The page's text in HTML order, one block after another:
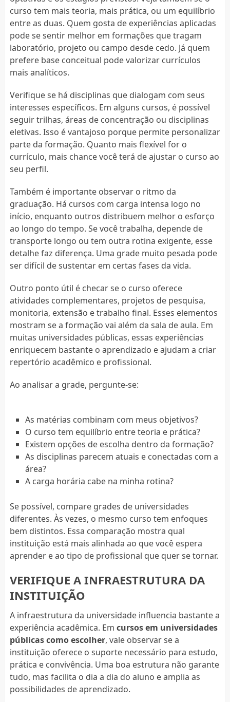
curso tem mais teoria, mais prática, ou um equilíbrio
entre as duas. Quem gosta de experiências aplicadas
pode se sentir melhor em formações que tragam
laboratório, projeto ou campo desde cedo. Já quem
prefere base conceitual pode valorizar currículos
mais analíticos.
Verifique se há disciplinas que dialogam com seus
interesses específicos. Em alguns cursos, é possível
seguir trilhas, áreas de concentração ou disciplinas
eletivas. Isso é vantajoso porque permite personalizar
parte da formação. Quanto mais flexível for o
currículo, mais chance você terá de ajustar o curso ao
seu perfil.
Também é importante observar o ritmo da
graduação. Há cursos com carga intensa logo no
início, enquanto outros distribuem melhor o esforço
ao longo do tempo. Se você trabalha, depende de
transporte longo ou tem outra rotina exigente, esse
detalhe faz diferença. Uma grade muito pesada pode
ser difícil de sustentar em certas fases da vida.
Outro ponto útil é checar se o curso oferece
atividades complementares, projetos de pesquisa,
monitoria, extensão e trabalho final. Esses elementos
mostram se a formação vai além da sala de aula. Em
muitas universidades públicas, essas experiências
enriquecem bastante o aprendizado e ajudam a criar
repertório acadêmico e profissional.
Ao analisar a grade, pergunte-se:
As matérias combinam com meus objetivos?
O curso tem equilíbrio entre teoria e prática?
Existem opções de escolha dentro da formação?
As disciplinas parecem atuais e conectadas com a
área?
A carga horária cabe na minha rotina?
Se possível, compare grades de universidades
diferentes. Às vezes, o mesmo curso tem enfoques
bem distintos. Essa comparação mostra qual
instituição está mais alinhada ao que você espera
aprender e ao tipo de profissional que quer se tornar.
VERIFIQUE A INFRAESTRUTURA DA
INSTITUIÇÃO
A infraestrutura da universidade influencia bastante a
experiência acadêmica. Em cursos em universidades
públicas como escolher, vale observar se a
instituição oferece o suporte necessário para estudo,
prática e convivência. Uma boa estrutura não garante
tudo, mas facilita o dia a dia do aluno e amplia as
possibilidades de aprendizado.